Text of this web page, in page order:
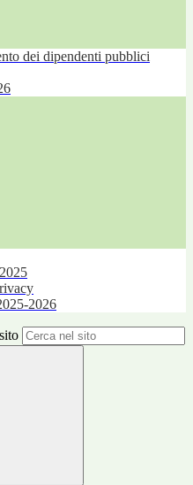
dei dipendenti pubblici
2026